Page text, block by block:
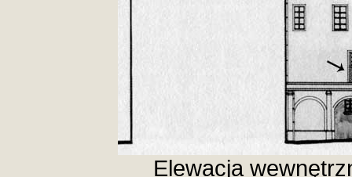
Elewacja